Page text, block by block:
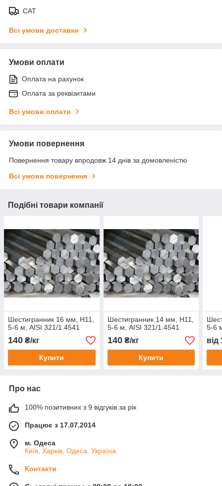
САТ
Всі умови доставки
Умови оплати
Оплата на рахунок
Оплата за реквізитами
Всі умови оплати
Умови повернення
Повернення товару впродовж 14 днів за домовленістю
Всі умови повернення
Подібні товари компанії
Шестигранник 16 мм, Н11,
5-6 м, AISI 321/1.4541
140 ₴/кг
Купити
Шестигранник 14 мм, Н11,
5-6 м, AISI 321/1.4541
140₴/кг
Купити
5-6
від
Про нас
100% позитивних з 9 відгуків за рік
Працює з 17.07.2014
м. Одеса
Київ, Харків, Одеса, Україна
Контакти